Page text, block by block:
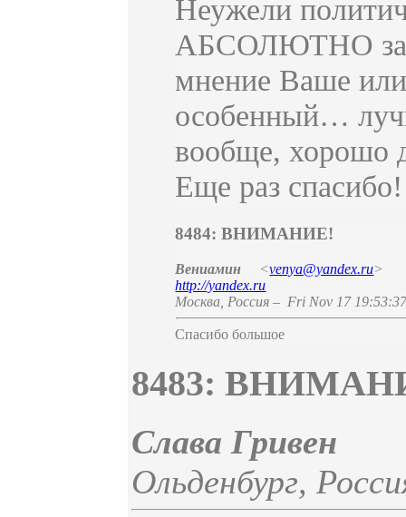
Неужели
АБСОЛЮТНО
мнение Ваше
особенный…
вообще, хорошо
Еще раз спасибо!
8484: ВНИМАНИЕ!
Вениамин <venya@yandex.ru>
http://yandex.ru
Москва Россия – Fri Nov 17
Спасибо большое
8483:
Слава Гривен
Ольденбург,